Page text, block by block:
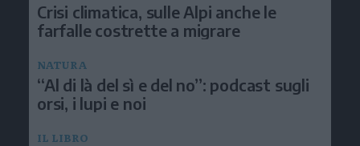
Crisi climatica, sulle Alpi anche le
farfalle costrette a migrare
NATURA
“Al di là del sì e del no”: podcast sugli
orsi, i lupi e noi
IL LIBRO